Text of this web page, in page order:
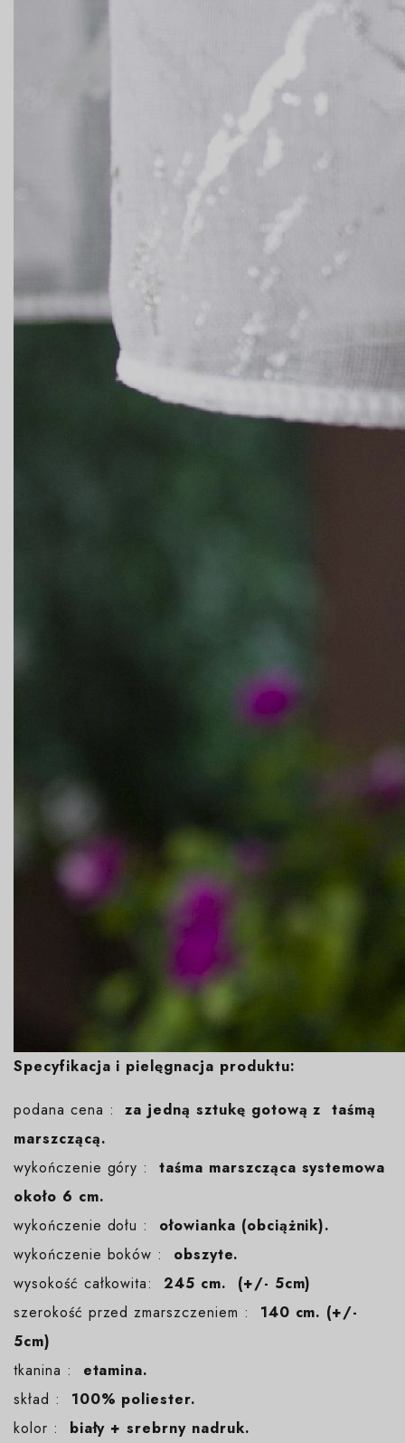
Specyfikacja i pielęgnacja produktu:
podana cena :za jedną sztukę gotową z taśmą
marszczącą.
wykończenie góry :taśma marszcząca systemowa
około 6 cm.
wykończenie dołu : ołowianka (obciążnik).
wykończenie boków : obszyte.
wysokość całkowita:245 cm. (+/- 5cm)
szerokość przed zmarszczeniem : 140 cm. (+/-
5cm)
tkanina : etamina.
skład : 100% poliester.
kolor : biały + srebrny nadruk.